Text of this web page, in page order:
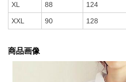
XL 88 124
XXL 90 128
商品画像